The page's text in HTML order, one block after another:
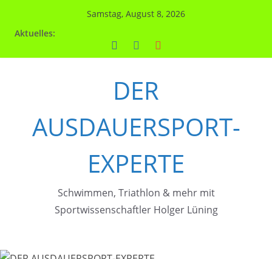
Samstag, August 8, 2026
Aktuelles:
DER
AUSDAUERSPORT-
EXPERTE
Schwimmen, Triathlon & mehr mit
Sportwissenschaftler Holger Lüning